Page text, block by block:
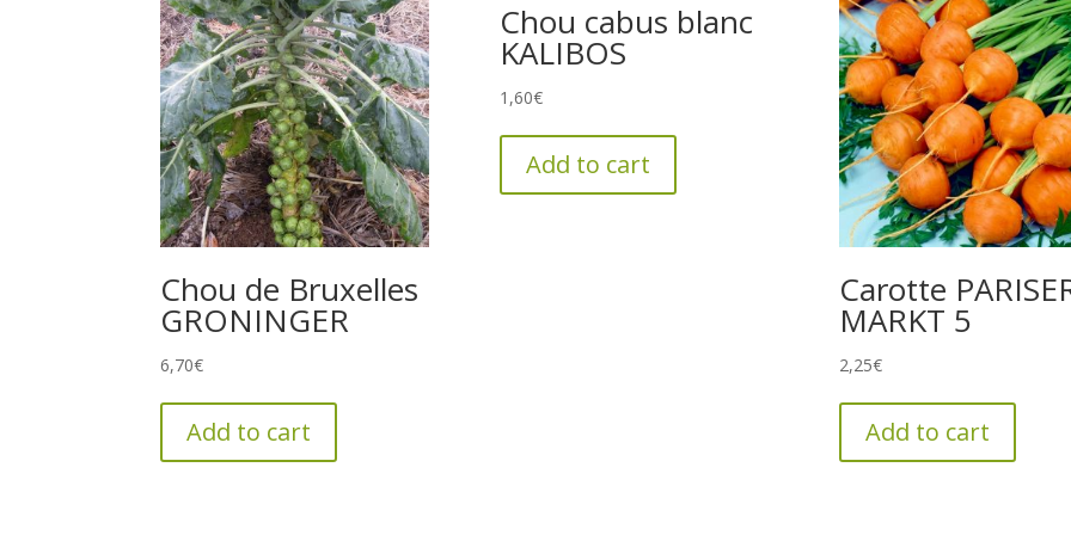
Chou de Bruxelles
GRONINGER
6,70€
Add to cart
Chou cabus blanc
KALIBOS
1,60€
Add to cart
Carotte
MARKT 5
2,25€
Add to cart